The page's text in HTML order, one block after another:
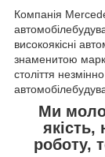
Компанія
високоякісні
знаменитою
століття
Ми
якість,
роботу,